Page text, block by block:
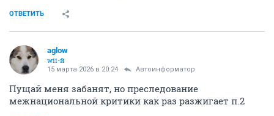
ОТВЕТИТЬ
aglow
wii-й
15 марта 2026 в 20:24 Автоинформатор
Пущай меня забанят, но преследование
межнациональной критики как раз разжигает п.2